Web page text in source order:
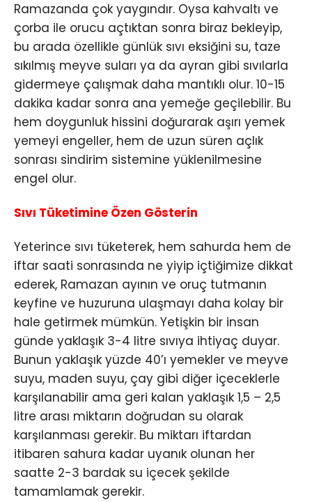
Ramazanda çok yaygındır. Oysa kahvaltı ve
çorba ile orucu açtıktan sonra biraz bekleyip,
bu arada özellikle günlük sıvı eksiğini su, taze
sıkılmış meyve suları ya da ayran gibi sıvılarla
gidermeye çalışmak daha mantıklı olur. 10-15
dakika kadar sonra ana yemeğe geçilebilir. Bu
hem doygunluk hissini doğurarak aşırı yemek
yemeyi engeller, hem de uzun süren açlık
sonrası sindirim sistemine yüklenilmesine
engel olur.
Sıvı Tüketimine Özen Gösterin
Yeterince sıvı tüketerek, hem sahurda hem de
iftar saati sonrasında ne yiyip içtiğimize dikkat
ederek, Ramazan ayının ve oruç tutmanın
keyfine ve huzuruna ulaşmayı daha kolay bir
hale getirmek mümkün. Yetişkin bir insan
günde yaklaşık 3-4 litre sıvıya ihtiyaç duyar.
Bunun yaklaşık yüzde 40’ı yemekler ve meyve
suyu, maden suyu, çay gibi diğer içeceklerle
karşılanabilir ama geri kalan yaklaşık 1,5 – 2,5
litre arası miktarın doğrudan su olarak
karşılanması gerekir. Bu miktarı iftardan
itibaren sahura kadar uyanık olunan her
saatte 2-3 bardak su içecek şekilde
tamamlamak gerekir.